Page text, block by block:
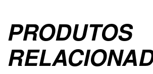
PRODUTOS